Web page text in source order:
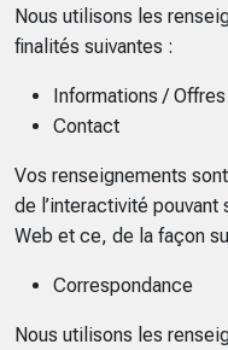
Nous utilisons les
finalités suivantes :
Informations /
Contact
Vos renseignements
de l’interactivité pouvant
Web et ce, de la façon
Correspondance
Nous utilisons les